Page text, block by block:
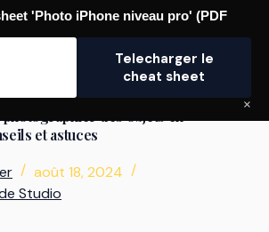
et astuces
août 18, 2024
Studio
'Photo iPhone niveau pro' (PDF
Telecharger le
cheat sheet
×